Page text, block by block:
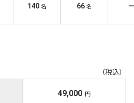
140 名 66 名
（税込）
49,000 円